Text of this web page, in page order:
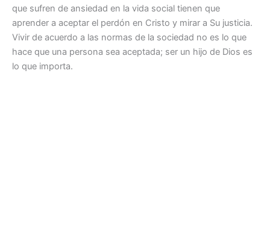
que sufren de ansiedad en la vida social tienen que
aprender a aceptar el perdón en Cristo y mirar a Su justicia.
Vivir de acuerdo a las normas de la sociedad no es lo que
hace que una persona sea aceptada; ser un hijo de Dios es
lo que importa.